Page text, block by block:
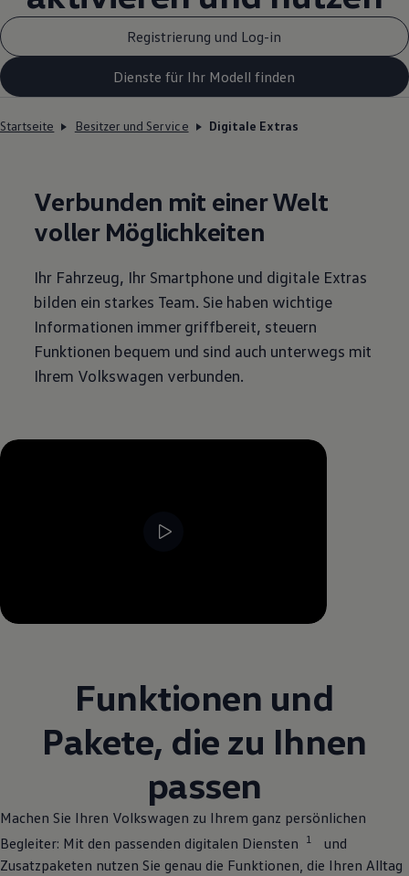
Registrierung und Log-in
Dienste für Ihr Modell finden
Startseite Besitzer und Service Digitale Extras
Verbunden mit einer Welt
voller Möglichkeiten
Ihr Fahrzeug, Ihr Smartphone und digitale Extras
bilden ein starkes Team. Sie haben wichtige
Informationen immer griffbereit, steuern
Funktionen bequem und sind auch unterwegs mit
Ihrem Volkswagen verbunden.
Verbleibende Zeit, --:--
Funktionen und
Pakete, die zu Ihnen
passen
Machen Sie Ihren Volkswagen zu Ihrem ganz persönlichen
Begleiter: Mit den passenden digitalen Diensten
1
und
Zusatzpaketen nutzen Sie genau die Funktionen, die Ihren Alltag